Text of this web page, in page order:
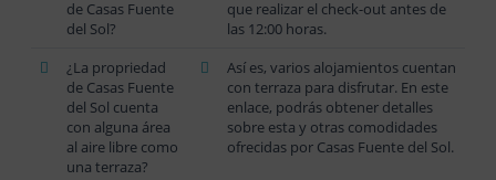
de Casas Fuente
del Sol?
que realizar el check-out antes de
las 12:00 horas.
¿La propriedad
de Casas Fuente
del Sol cuenta
con alguna área
al aire libre como
una terraza?
Así es, varios alojamientos cuentan
con terraza para disfrutar. En este
enlace, podrás obtener detalles
sobre esta y otras comodidades
ofrecidas por Casas Fuente del Sol.